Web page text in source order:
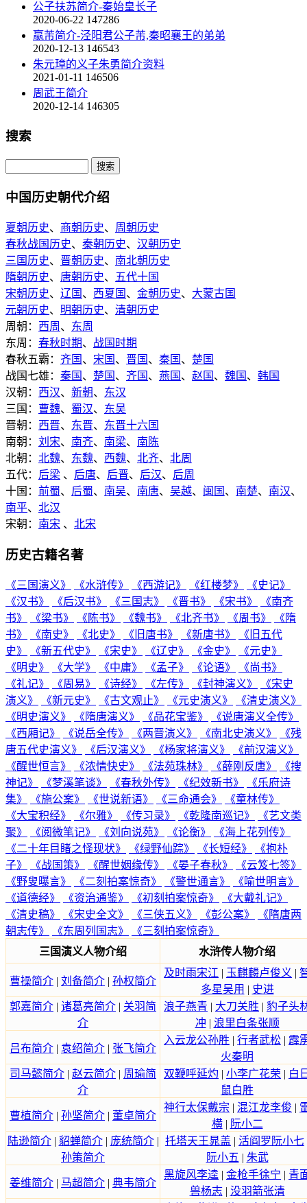
公子扶苏简介-秦始皇长子
2020-06-22 147286
嬴芾简介-泾阳君公子芾,秦昭襄王的弟弟
2020-12-13 146543
朱元璋的义子朱勇简介资料
2021-01-11 146506
周武王简介
2020-12-14 146305
搜索
中国历史朝代介绍
夏朝历史、 商朝历史、 周朝历史
春秋战国历史、 秦朝历史、 汉朝历史
三国历史、 晋朝历史、 南北朝历史
隋朝历史、 唐朝历史、
五代十国
宋朝历史、 辽国 、 西夏国 、 金朝历史、 大蒙古国
元朝历史、 明朝历史、 清朝历史
周朝： 西周 、 东周
东周： 春秋时期、 战国时期
春秋五霸： 齐国 、 宋国 、 晋国 、 秦国 、 楚国
战国七雄： 秦国 、 楚国 、 齐国 、 燕国 、 赵国 、 魏国 、 韩国
汉朝： 西汉、 新朝、 东汉
三国： 曹魏、 蜀汉、 东吴
晋朝： 西晋、 东晋、 东晋十六国
南朝： 刘宋、 南齐、 南梁、 南陈
北朝： 北魏、 东魏、 西魏、 北齐、 北周
五代： 后梁 、 后唐、 后晋、 后汉、 后周
十国： 前蜀、 后蜀、 南吴、 南唐、 吴越、 闽国 、 南楚、 南汉、
南平、 北汉
宋朝： 南宋 、 北宋
历史古籍名著
《三国演义》 《水浒传》 《西游记》 《红楼梦》
《史记》
《汉书》
《后汉书》 《三国志》 《晋书》 《宋书》
《南齐
书》
《梁书》 《陈书》 《魏书》 《北齐书》 《周书》
《隋
书》
《南史》 《北史》 《旧唐书》 《新唐书》
《旧五代
史》
《新五代史》 《宋史》 《辽史》 《金史》
《元史》
《明史》
《大学》 《中庸》 《孟子》 《论语》
《尚书》
《礼记》
《周易》 《诗经》 《左传》 《封神演义》
《宋史
演义》
《新元史》 《古文观止》 《元史演义》
《清史演义》
《明史演义》
《隋唐演义》 《品花宝鉴》
《说唐演义全传》
《西厢记》
《说岳全传》 《两晋演义》 《南北史演义》
《残
唐五代史演义》
《后汉演义》 《杨家将演义》
《前汉演义》
《醒世恒言》
《浓情快史》 《法苑珠林》 《薛刚反唐》
《搜
神记》
《梦溪笔谈》 《春秋外传》 《纪效新书》
《乐府诗
集》
《施公案》 《世说新语》 《三命通会》
《童林传》
《大宝积经》
《尔雅》 《传习录》 《乾隆南巡记》
《艺文类
聚》
《阅微笔记》 《刘向说苑》 《论衡》
《海上花列传》
《二十年目睹之怪现状》
《绿野仙踪》 《长短经》
《抱朴
子》
《战国策》 《醒世姻缘传》 《晏子春秋》
《云笈七签》
《野叟曝言》
《二刻拍案惊奇》 《警世通言》
《喻世明言》
《道德经》
《资治通鉴》 《初刻拍案惊奇》
《大戴礼记》
《清史稿》
《宋史全文》 《三侠五义》 《彭公案》
《隋唐两
朝志传》
《东周列国志》
《三刻拍案惊奇》
三国演义人物介绍
水浒传人物介绍
曹操简介 | 刘备简介 | 孙权简介
及时雨宋江 | 玉麒麟卢俊义 |
多星吴用 | 史进
郭嘉简介 | 诸葛亮简介 | 关羽简
介
浪子燕青 | 大刀关胜 | 豹子头
冲 | 浪里白条张顺
吕布简介 | 袁绍简介 | 张飞简介
入云龙公孙胜 | 行者武松 | 霹
火秦明
司马懿简介 | 赵云简介 | 周瑜简
介
双鞭呼延灼 | 小李广花荣 | 白
鼠白胜
曹植简介 | 孙坚简介 | 董卓简介
神行太保戴宗 | 混江龙李俊 |
横| 阮小二
陆逊简介| 貂蝉简介| 庞统简介|
孙策简介
托塔天王晁盖 | 活阎罗阮小七
阮小五 | 朱武
姜维简介 | 马超简介 | 典韦简介
黑旋风李逵 | 金枪手徐宁 | 青
兽杨志| 没羽箭张清